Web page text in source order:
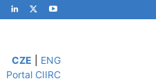
CZE
ENG
Portal CIIRC